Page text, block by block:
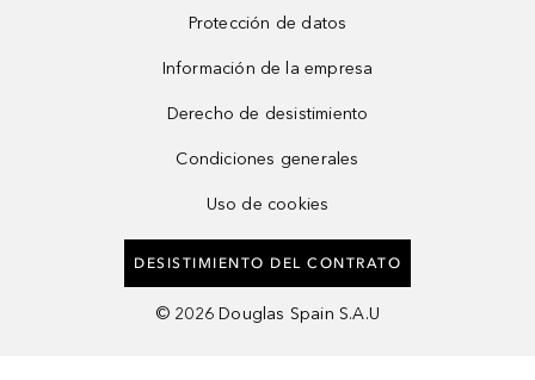
Protección de datos
Información de la empresa
Derecho de desistimiento
Condiciones generales
Uso de cookies
DESISTIMIENTO DEL CONTRATO
© 2026 Douglas Spain S.A.U